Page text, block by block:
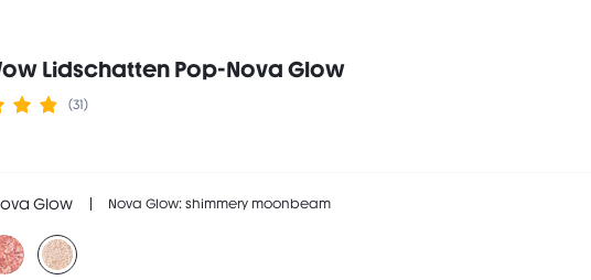
Lidschatten Pop-Nova Glow
(31)
Glow
Nova Glow: shimmery moonbeam